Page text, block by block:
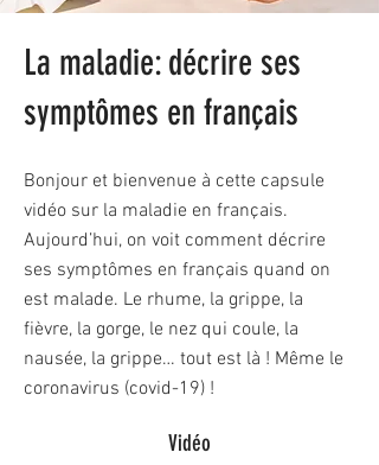
La maladie: décrire ses
symptômes en français
Bonjour et bienvenue à cette capsule
vidéo sur la maladie en français.
Aujourd’hui, on voit comment décrire
ses symptômes en français quand on
est malade. Le rhume, la grippe, la
fièvre, la gorge, le nez qui coule, la
nausée, la grippe… tout est là ! Même le
coronavirus (covid-19) !
Vidéo